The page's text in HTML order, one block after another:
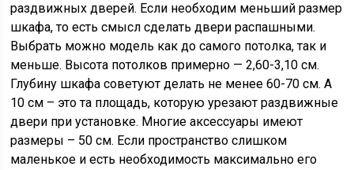
раздвижных дверей. Если необходим меньший размер
шкафа, то есть смысл сделать двери распашными.
Выбрать можно модель как до самого потолка, так и
меньше. Высота потолков примерно — 2,60-3,10 см.
Глубину шкафа советуют делать не менее 60-70 см. А
10 см – это та площадь, которую урезают раздвижные
двери при установке. Многие аксессуары имеют
размеры – 50 см. Если пространство слишком
маленькое и есть необходимость максимально его